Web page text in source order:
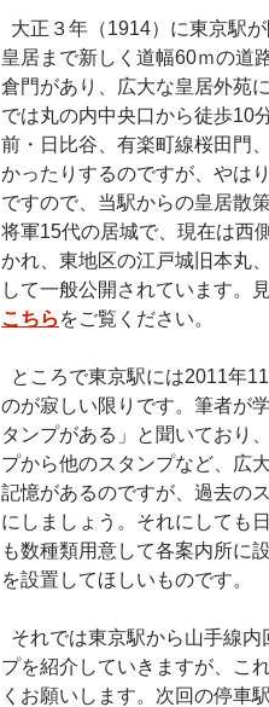
大正３年（1914）に東京駅
皇居まで新しく道幅60ｍの道
倉門があり、広大な皇居外苑
では丸の内中央口から徒歩10
前・日比谷、有楽町線桜田門
かったりするのですが、やは
ですので、当駅からの皇居散
将軍15代の居城で、現在は西
かれ、東地区の江戸城旧本丸
して一般公開されています。
こちら をご覧ください。
ところで東京駅には2011年
のが寂しい限りです。筆者が
タンプがある」と聞いており
プから他のスタンプなど、広
記憶があるのですが、過去の
にしましょう。それにしても
も数種類用意して各案内所に
を設置してほしいものです。
それでは東京駅から山手線
プを紹介していきますが、こ
くお願いします。次回の停車